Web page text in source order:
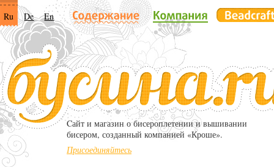
Ru De En
Cайт и магазин о бисероплетении и вышивании
бисером, созданный компанией «Кроше».
Присоединяйтесь